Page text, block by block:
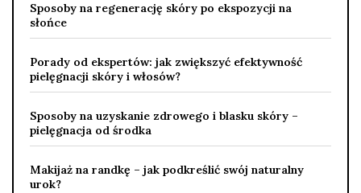
Sposoby na regenerację skóry po ekspozycji na
słońce
Porady od ekspertów: jak zwiększyć efektywność
pielęgnacji skóry i włosów?
Sposoby na uzyskanie zdrowego i blasku skóry –
pielęgnacja od środka
Makijaż na randkę – jak podkreślić swój naturalny
urok?